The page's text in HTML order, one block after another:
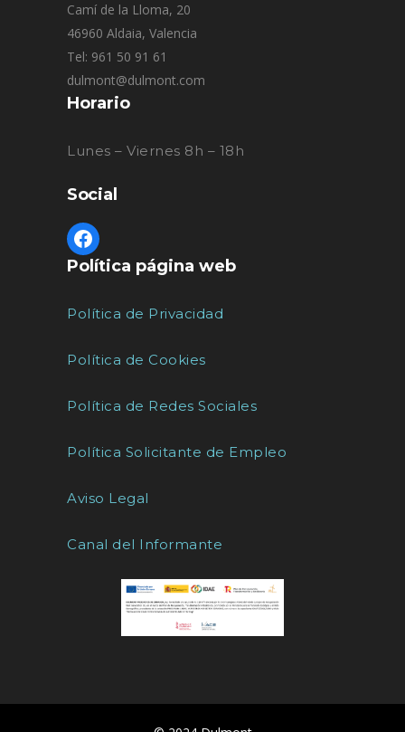
Camí de la Lloma, 20
46960 Aldaia, Valencia
Tel: 961 50 91 61
dulmont@dulmont.com
Horario
Lunes – Viernes 8h – 18h
Social
Política página web
Política de Privacidad
Política de Cookies
Política de Redes Sociales
Política Solicitante de Empleo
Aviso Legal
Canal del Informante